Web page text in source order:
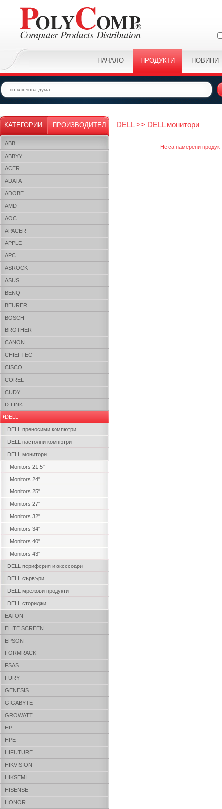
НАЧАЛО ПРОДУКТИ НОВИНИ
КАТЕГОРИИ ПРОИЗВОДИТЕЛ
ABB
ABBYY
ACER
ADATA
ADOBE
AMD
AOC
APACER
APPLE
APC
ASROCK
ASUS
BENQ
BEURER
BOSCH
BROTHER
CANON
CHIEFTEC
CISCO
COREL
CUDY
D-LINK
DELL
DELL преносими компютри
DELL настолни компютри
DELL монитори
Monitors 21.5"
Monitors 24"
Monitors 25"
Monitors 27"
Monitors 32"
Monitors 34"
Monitors 40"
Monitors 43"
DELL периферия и аксесоари
DELL сървъри
DELL мрежови продукти
DELL сториджи
EATON
ELITE SCREEN
EPSON
FORMRACK
FSAS
FURY
GENESIS
GIGABYTE
GROWATT
HP
HPE
HIFUTURE
HIKVISION
HIKSEMI
HISENSE
HONOR
DELL >> DELL монитори
Не са намерени